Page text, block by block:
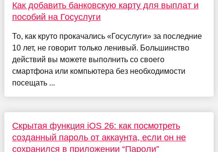
Как добавить банковскую карту для выплат и
пособий на Госуслуги
То, как круто прокачались «Госуслуги» за последние
10 лет, не говорит только ленивый. Большинство
действий вы можете выполнить со своего
смартфона или компьютера без необходимости
посещать ...
Скрытая функция iOS 26: как посмотреть
созданный пароль от аккаунта, если он не
сохранился в приложении “Пароли”